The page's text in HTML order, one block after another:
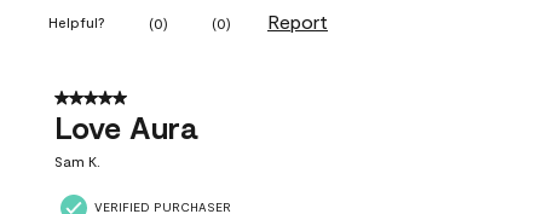
Helpful? (0) (0) Report
5 out of 5 stars.
Love Aura
Sam K.
VERIFIED PURCHASER